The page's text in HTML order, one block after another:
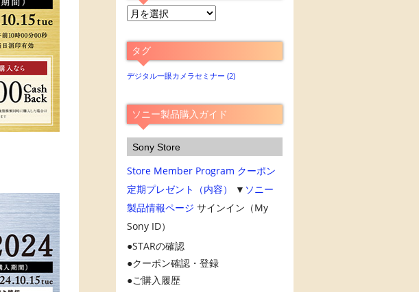
月
ア
ー
カ
ブ
タグ
デジタル一眼カメラセミナー (2)
ソニー製品購入ガイド
Sony Store
Store Member Program クーポン
定期プレゼント（内容）
▼ ソニー
製品情報ページ サインイン（My
Sony ID）
STARの確認
クーポン確認・登録
ご購入履歴